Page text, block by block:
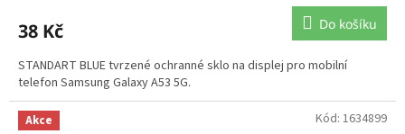
38 Kč Do košíku
STANDART BLUE tvrzené ochranné sklo na displej pro mobilní
telefon Samsung Galaxy A53 5G.
Akce Kód: 1634899